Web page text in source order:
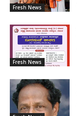
Fresh News
Fresh News